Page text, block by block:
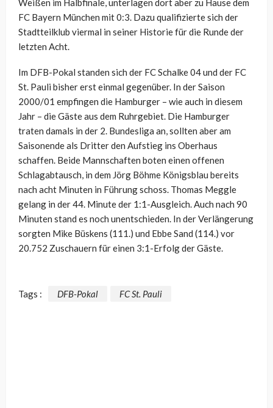
Weißen im Halbfinale, unterlagen dort aber zu Hause dem
FC Bayern München mit 0:3. Dazu qualifizierte sich der
Stadtteilklub viermal in seiner Historie für die Runde der
letzten Acht.
Im DFB-Pokal standen sich der FC Schalke 04 und der FC
St. Pauli bisher erst einmal gegenüber. In der Saison
2000/01 empfingen die Hamburger – wie auch in diesem
Jahr – die Gäste aus dem Ruhrgebiet. Die Hamburger
traten damals in der 2. Bundesliga an, sollten aber am
Saisonende als Dritter den Aufstieg ins Oberhaus
schaffen. Beide Mannschaften boten einen offenen
Schlagabtausch, in dem Jörg Böhme Königsblau bereits
nach acht Minuten in Führung schoss. Thomas Meggle
gelang in der 44. Minute der 1:1-Ausgleich. Auch nach 90
Minuten stand es noch unentschieden. In der Verlängerung
sorgten Mike Büskens (111.) und Ebbe Sand (114.) vor
20.752 Zuschauern für einen 3:1-Erfolg der Gäste.
Tags : DFB-Pokal FC St. Pauli